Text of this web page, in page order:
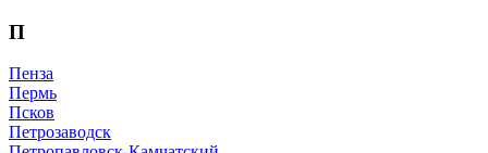
П
Пенза
Пермь
Псков
Петрозаводск